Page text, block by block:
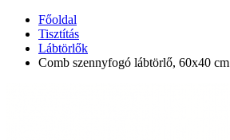
Főoldal
Tisztítás
Lábtörlők
Comb szennyfogó lábtörlő, 60x40 cm